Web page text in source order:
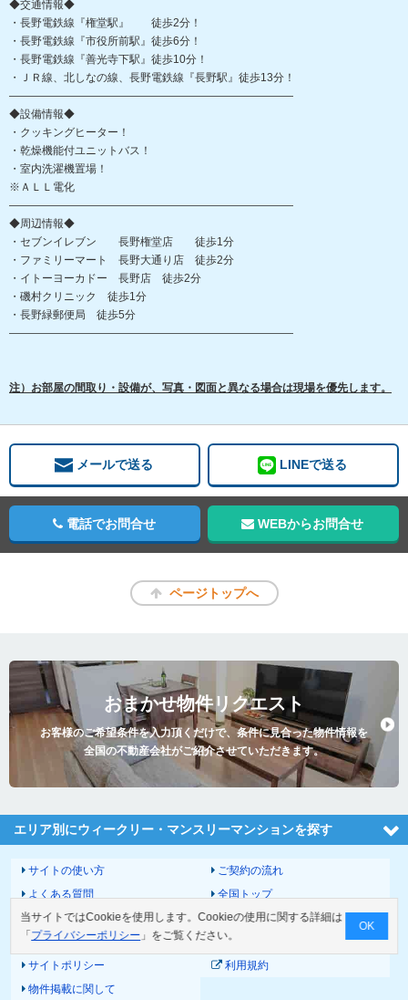
◆交通情報◆
・長野電鉄線『権堂駅』 徒歩2分！
・長野電鉄線『市役所前駅』徒歩6分！
・長野電鉄線『善光寺下駅』徒歩10分！
・ＪＲ線、北しなの線、長野電鉄線『長野駅』徒歩13分！
――――――――――――――――――――――――――
◆設備情報◆
・クッキングヒーター！
・乾燥機能付ユニットバス！
・室内洗濯機置場！
※ＡＬＬ電化
――――――――――――――――――――――――――
◆周辺情報◆
・セブンイレブン 長野権堂店 徒歩1分
・ファミリーマート 長野大通り店 徒歩2分
・イトーヨーカドー 長野店 徒歩2分
・磯村クリニック 徒歩1分
・長野緑郵便局 徒歩5分
――――――――――――――――――――――――――
注）お部屋の間取り・設備が、写真・図面と異なる場合は現場を優先します。
メールで送る LINEで送る
電話でお問合せ WEBからお問合せ
ページトップへ
おまかせ物件リクエスト
お客様のご希望条件を入力頂くだけで、条件に見合った物件情報を
全国の不動産会社がご紹介させていただきます。
エリア別にウィークリー・マンスリーマンションを探す
サイトの使い方
ご契約の流れ
よくある質問
全国トップ
サイトマップ
運営会社
お問い合わせ
個人情報の取扱いについて
サイトポリシー
利用規約
物件掲載に関して
当サイトではCookieを使用します。Cookieの使用に関する詳細は
「 プライバシーポリシー 」をご覧ください。
OK